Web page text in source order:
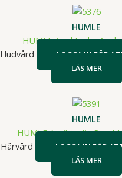
HUMLE
HUMLE Ansiktsolja
Hudvård
LOGGA IN FÖR
LÄS MER
HUMLE
HUMLE Ansiktsolja Ros-
Hårvård
LOGGA IN FÖR
LÄS MER